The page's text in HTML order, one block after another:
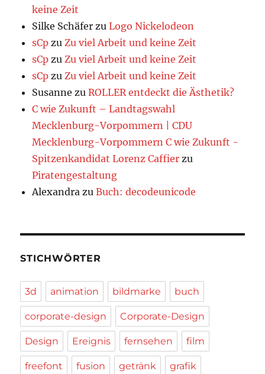
keine Zeit
Silke Schäfer zuLogo Nickelodeon
sCp zuZu viel Arbeit und keine Zeit
sCp zuZu viel Arbeit und keine Zeit
sCp zuZu viel Arbeit und keine Zeit
Susanne zuROLLER entdeckt die Ästhetik?
C wie Zukunft – Landtagswahl
Mecklenburg-Vorpommern | CDU
Mecklenburg-Vorpommern C wie Zukunft -
Spitzenkandidat Lorenz Caffier zu
Piratengestaltung
Alexandra zuBuch: decodeunicode
STICHWÖRTER
3d animation bildmarke buch
corporate-design Corporate-Design
Design Ereignis fernsehen film
freefont fusion getränk grafik